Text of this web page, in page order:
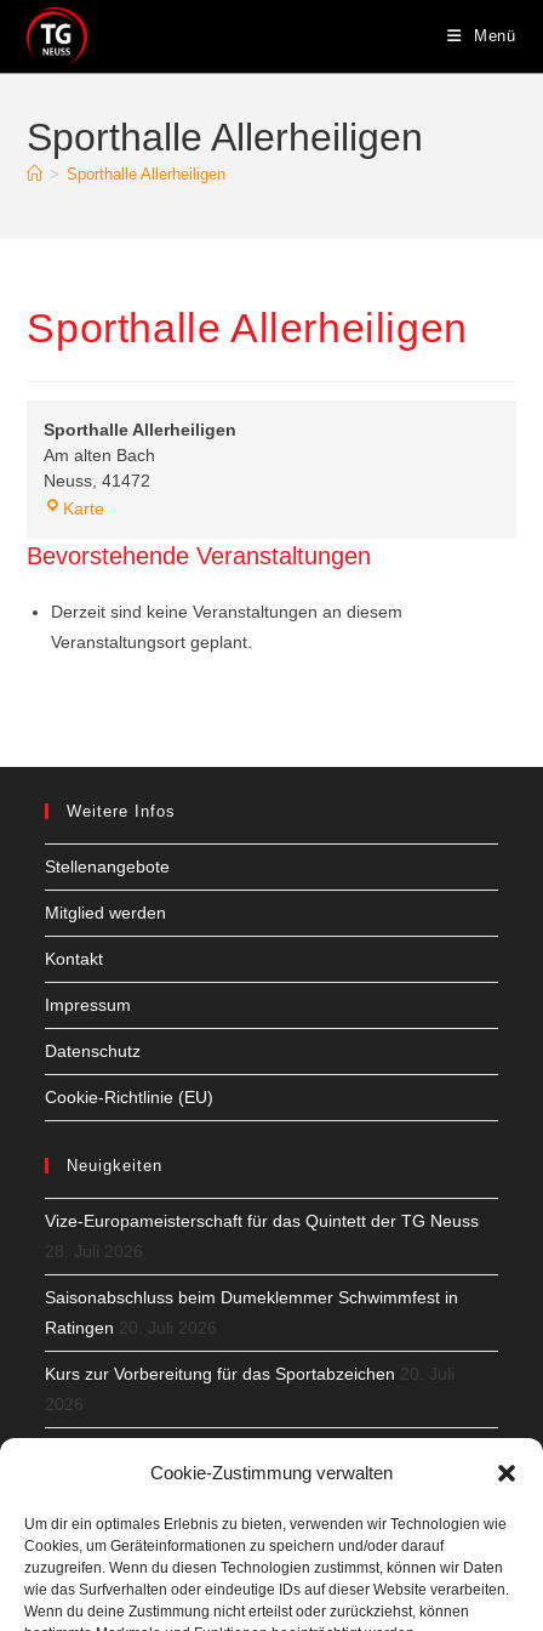
Cookie-Zustimmung verwalten
Um dir ein optimales Erlebnis zu bieten, verwenden wir Technologien wie
Cookies, um Geräteinformationen zu speichern und/oder darauf
zuzugreifen. Wenn du diesen Technologien zustimmst, können wir Daten
wie das Surfverhalten oder eindeutige IDs auf dieser Website verarbeiten.
Wenn du deine Zustimmung nicht erteilst oder zurückziehst, können
Inhalt
springen
Menü
Sporthalle Allerheiligen
> Sporthalle Allerheiligen
Sporthalle Allerheiligen
Sporthalle Allerheiligen
Am alten Bach
Neuss ,41472
Karte
Bevorstehende Veranstaltungen
Derzeit sind keine Veranstaltungen an diesem
Veranstaltungsort geplant.
Weitere Infos
Stellenangebote
Mitglied werden
Kontakt
Impressum
Datenschutz
Cookie-Richtlinie (EU)
Neuigkeiten
Vize-Europameisterschaft für das Quintett der TG Neuss
28. Juli 2026
Saisonabschluss beim Dumeklemmer Schwimmfest in
Ratingen 20. Juli 2026
Kurs zur Vorbereitung für das Sportabzeichen 20. Juli
2026
Veranstaltungen
Höffner Run